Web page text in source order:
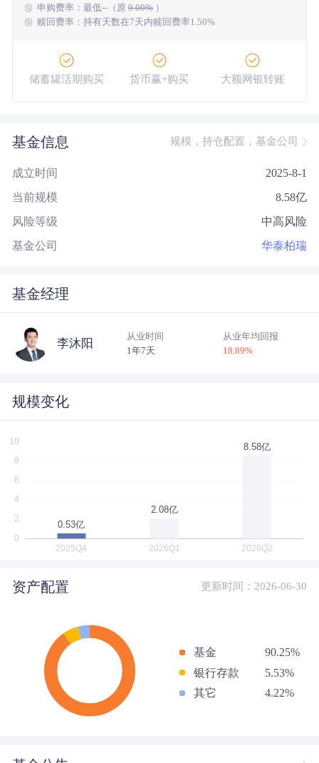
成立以来 151.46%
申购费率： 最低--（原 0.00%）
赎回费率：持有天数在7天内赎回费率1.50%
储蓄罐活期购买 货币赢+购买 大额网银转账
基金信息 规模，持仓配置，基金公司
成立时间 2025-8-1
当前规模 8.58亿
风险等级 中高风险
基金公司 华泰柏瑞
基金经理
李沐阳
从业时间
1年7天
从业年均回报
18.89%
规模变化
资产配置 更新时间：2026-06-30
基金
90.25%
银行存款
5.53%
其它
4.22%